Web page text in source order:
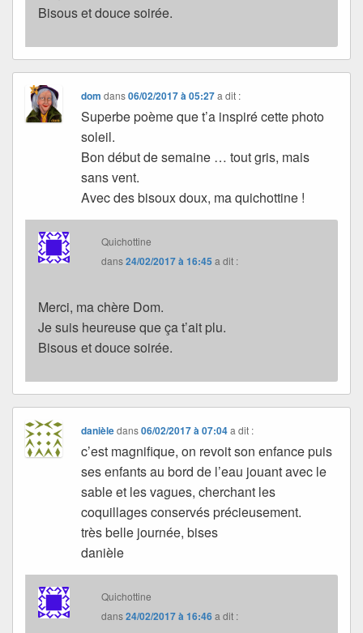
Bisous et douce soirée.
dom dans06/02/2017 à 05:27 a dit :
Superbe poème que t’a inspiré cette photo
soleil.
Bon début de semaine … tout gris, mais
sans vent.
Avec des bisoux doux, ma quichottine !
Quichottine
dans24/02/2017 à 16:45 a dit :
Merci, ma chère Dom.
Je suis heureuse que ça t’ait plu.
Bisous et douce soirée.
danièledans06/02/2017 à 07:04 a dit :
c’est magnifique, on revoit son enfance puis
ses enfants au bord de l’eau jouant avec le
sable et les vagues, cherchant les
coquillages conservés précieusement.
très belle journée, bises
danièle
Quichottine
dans24/02/2017 à 16:46a dit :